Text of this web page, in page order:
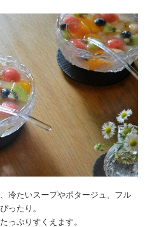
冷たいスープやポタージュ、フル
ったり。
っぷりすくえます。